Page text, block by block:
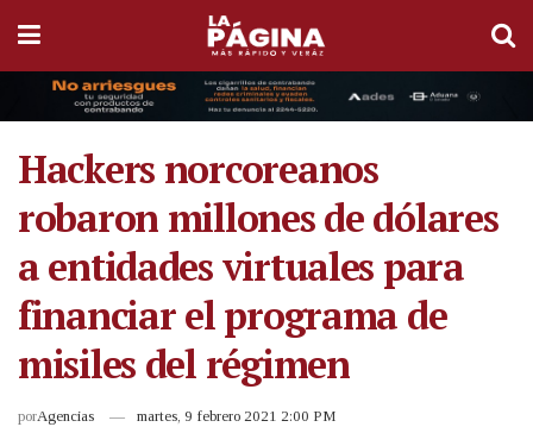
Hackers norcoreanos
robaron millones de dólares
a entidades virtuales para
financiar el programa de
misiles del régimen
porAgencias martes, 9 febrero 2021 2:00 PM